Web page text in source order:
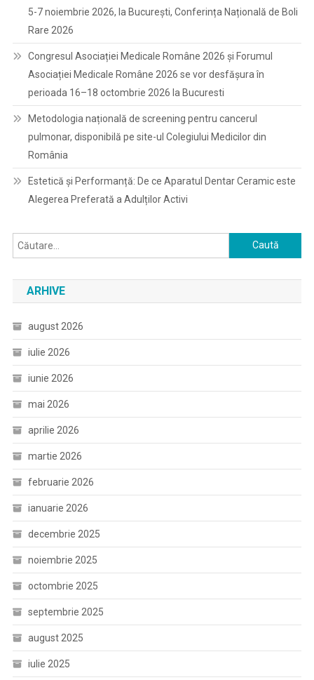
5-7 noiembrie 2026, la București, Conferința Națională de Boli
Rare 2026
Congresul Asociației Medicale Române 2026 și Forumul
Asociației Medicale Române 2026 se vor desfășura în
perioada 16–18 octombrie 2026 la Bucuresti
Metodologia națională de screening pentru cancerul
pulmonar, disponibilă pe site-ul Colegiului Medicilor din
România
Estetică și Performanță: De ce Aparatul Dentar Ceramic este
Alegerea Preferată a Adulților Activi
Caută
după:
ARHIVE
august 2026
iulie 2026
iunie 2026
mai 2026
aprilie 2026
martie 2026
februarie 2026
ianuarie 2026
decembrie 2025
noiembrie 2025
octombrie 2025
septembrie 2025
august 2025
iulie 2025